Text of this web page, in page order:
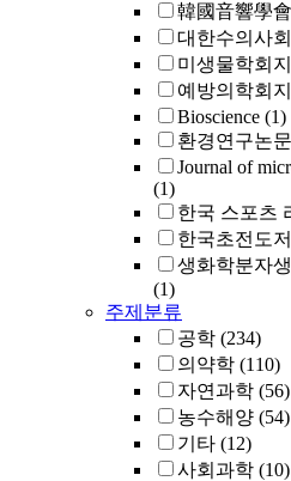
韓國音響學
대한수의사회
미생물학회지
예방의학회지
Bioscience (1)
환경연구논
Journal of
(1)
한국 스포츠
한국초전도
생화학분자
(1)
주제분류
공학 (234)
의약학 (110)
자연과학 (56)
농수해양 (54)
기타 (12)
사회과학 (10)